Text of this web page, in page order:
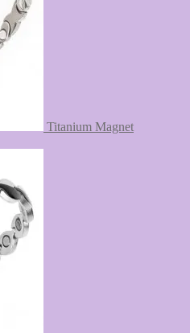
Titanium Magnet